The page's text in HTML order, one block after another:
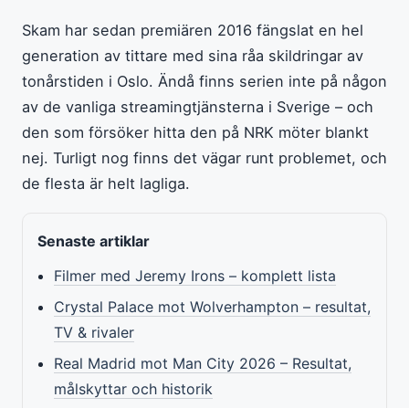
Skam har sedan premiären 2016 fängslat en hel
generation av tittare med sina råa skildringar av
tonårstiden i Oslo. Ändå finns serien inte på någon
av de vanliga streamingtjänsterna i Sverige – och
den som försöker hitta den på NRK möter blankt
nej. Turligt nog finns det vägar runt problemet, och
de flesta är helt lagliga.
Senaste artiklar
Filmer med Jeremy Irons – komplett lista
Crystal Palace mot Wolverhampton – resultat,
TV & rivaler
Real Madrid mot Man City 2026 – Resultat,
målskyttar och historik